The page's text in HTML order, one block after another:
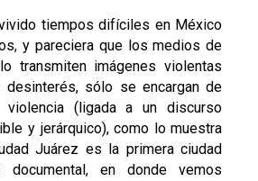
tiempos difíciles en México
y pareciera que los medios de
transmiten imágenes violentas
desinterés, sólo se encargan de
violencia (ligada a un discurso
y jerárquico), como lo muestra
Juárez es la primera ciudad
en donde vemos